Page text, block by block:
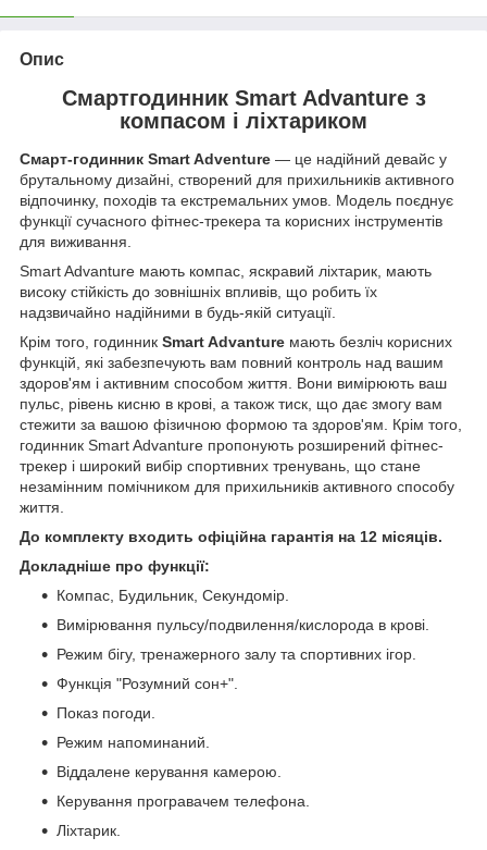
Опис
Смартгодинник Smart Advanture з
компасом і ліхтариком
Смарт-годинник Smart Adventure — це надійний девайс у
брутальному дизайні, створений для прихильників активного
відпочинку, походів та екстремальних умов. Модель поєднує
функції сучасного фітнес-трекера та корисних інструментів
для виживання.
Smart Advanture мають компас, яскравий ліхтарик, мають
високу стійкість до зовнішніх впливів, що робить їх
надзвичайно надійними в будь-якій ситуації.
Крім того, годинник Smart Advanture мають безліч корисних
функцій, які забезпечують вам повний контроль над вашим
здоров'ям і активним способом життя. Вони вимірюють ваш
пульс, рівень кисню в крові, а також тиск, що дає змогу вам
стежити за вашою фізичною формою та здоров'ям. Крім того,
годинник Smart Advanture пропонують розширений фітнес-
трекер і широкий вибір спортивних тренувань, що стане
незамінним помічником для прихильників активного способу
життя.
До комплекту входить офіційна гарантія на 12 місяців.
Докладніше про функції:
Компас, Будильник, Секундомір.
Вимірювання пульсу/подвилення/кислорода в крові.
Режим бігу, тренажерного залу та спортивних ігор.
Функція "Розумний сон+".
Показ погоди.
Режим напоминаний.
Віддалене керування камерою.
Керування програвачем телефона.
Ліхтарик.